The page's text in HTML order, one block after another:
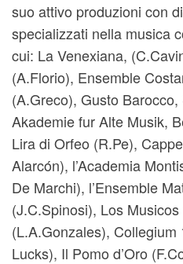
suo attivo produzioni con
specializzati nella musica
cui: La Venexiana,
(A.Florio), Ensemble
(A.Greco), Gusto
Akademie fur Alte Musik,
Lira di Orfeo (R.Pe),
Alarcón), l’Academia
De Marchi), l’Ensemble
(J.C.Spinosi), Los
(L.A.Gonzales),
Lucks), Il Pomo d’Oro